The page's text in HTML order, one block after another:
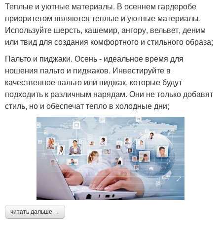
Теплые и уютные материалы. В осеннем гардеробе
приоритетом являются теплые и уютные материалы.
Используйте шерсть, кашемир, ангору, вельвет, деним
или твид для создания комфортного и стильного образа;
Пальто и пиджаки. Осень - идеальное время для
ношения пальто и пиджаков. Инвестируйте в
качественное пальто или пиджак, которые будут
подходить к различным нарядам. Они не только добавят
стиль, но и обеспечат тепло в холодные дни;
читать дальше →